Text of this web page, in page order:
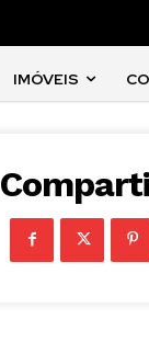
IMÓVEIS